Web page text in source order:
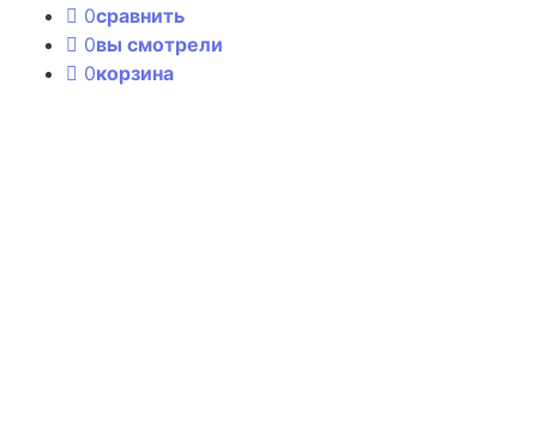
0сравнить
0вы смотрели
0корзина